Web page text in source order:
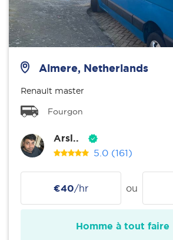
Almere, Netherlands
Renault master
Fourgon
Arsl..
5.0 (161)
€40/hr ou
Homme à tout faire